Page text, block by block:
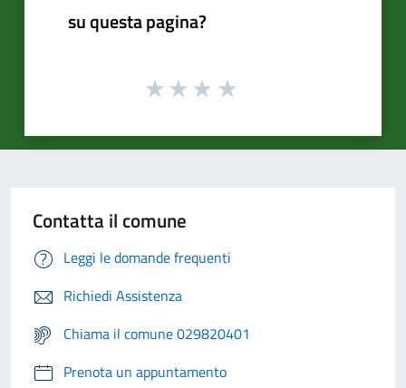
su questa pagina?
Contatta il comune
Leggi le domande frequenti
Richiedi Assistenza
Chiama il comune 029820401
Prenota un appuntamento